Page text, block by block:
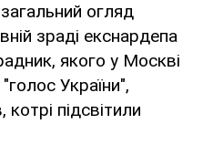
огляд
зраді екснардепа
якого у Москві
України",
підсвітили